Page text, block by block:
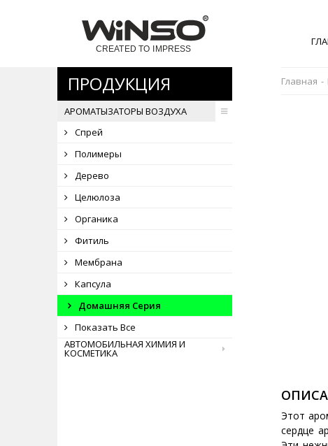
ПРОДУКЦИЯ
АРОМАТЫЗАТОРЫ ВОЗДУХА
Спрей
Полимеры
Дерево
Целюлоза
Органика
Фитиль
Мембрана
Капсула
Домашняя Серия
Показать Все
АВТОМОБИЛЬНАЯ ХИМИЯ И
КОСМЕТИКА
Главная -
Этот
сердце